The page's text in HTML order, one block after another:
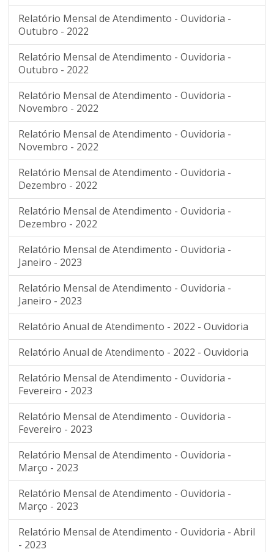
Relatório Mensal de Atendimento - Ouvidoria -
Outubro - 2022
Relatório Mensal de Atendimento - Ouvidoria -
Outubro - 2022
Relatório Mensal de Atendimento - Ouvidoria -
Novembro - 2022
Relatório Mensal de Atendimento - Ouvidoria -
Novembro - 2022
Relatório Mensal de Atendimento - Ouvidoria -
Dezembro - 2022
Relatório Mensal de Atendimento - Ouvidoria -
Dezembro - 2022
Relatório Mensal de Atendimento - Ouvidoria -
Janeiro - 2023
Relatório Mensal de Atendimento - Ouvidoria -
Janeiro - 2023
Relatório Anual de Atendimento - 2022 - Ouvidoria
Relatório Anual de Atendimento - 2022 - Ouvidoria
Relatório Mensal de Atendimento - Ouvidoria -
Fevereiro - 2023
Relatório Mensal de Atendimento - Ouvidoria -
Fevereiro - 2023
Relatório Mensal de Atendimento - Ouvidoria -
Março - 2023
Relatório Mensal de Atendimento - Ouvidoria -
Março - 2023
Relatório Mensal de Atendimento - Ouvidoria - Abril
- 2023